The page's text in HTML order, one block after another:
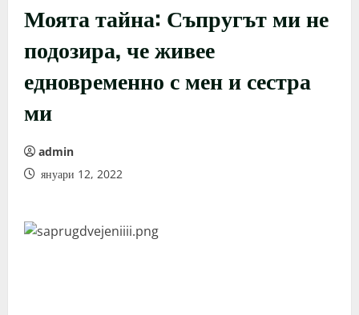
Моята тайна: Съпругът ми не
подозира, че живее
едновременно с мен и сестра
ми
admin
януари 12, 2022